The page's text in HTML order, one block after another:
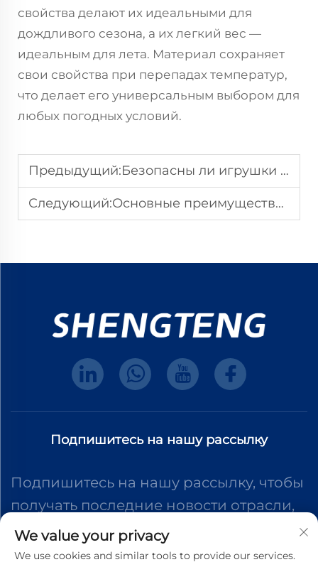
свойства делают их идеальными для
дождливого сезона, а их легкий вес —
идеальным для лета. Материал сохраняет
свои свойства при перепадах температур,
что делает его универсальным выбором для
любых погодных условий.
Предыдущий:Безопасны ли игрушки для домашних животных из ЭВА для жевания?
Следующий:Основные преимущества выбора китайских производителей сумок из ЭВА для оптовых заказов
Подпишитесь на нашу рассылку
Подпишитесь на нашу рассылку, чтобы
получать последние новости отрасли,
обновления и идеи от нашей команды.
We value your privacy
We use cookies and similar tools to provide our services.